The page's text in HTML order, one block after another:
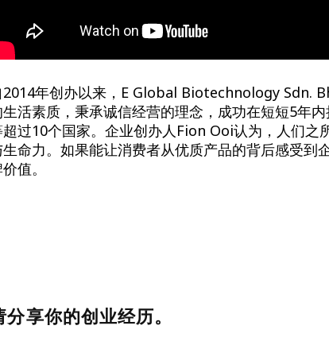
2014年创办以来，E Global Biotechnology Sdn.
生活素质，秉承诚信经营的理念，成功在短短5年
超过10个国家。企业创办人Fion Ooi认为，人们之
生命力。如果能让消费者从优质产品的背后感受到
值。
分享你的创业经历。